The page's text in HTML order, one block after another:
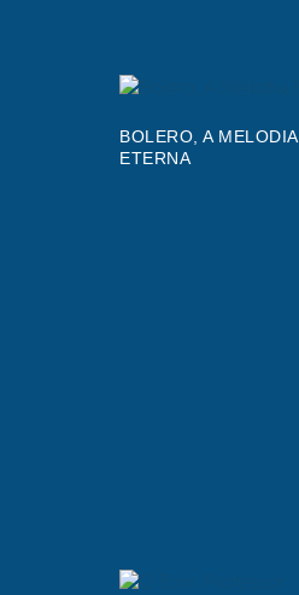
BOLERO, A MELODIA
ETERNA